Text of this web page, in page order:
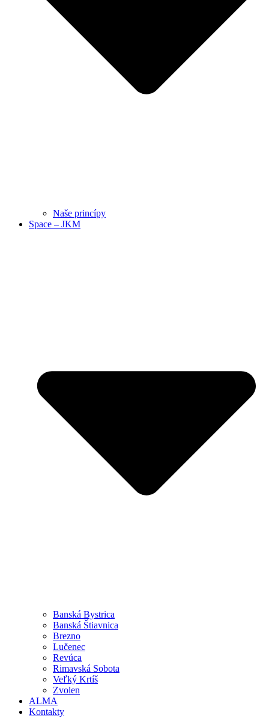
Naše princípy
Space – JKM
Banská Bystrica
Banská Štiavnica
Brezno
Lučenec
Revúca
Rimavská Sobota
Veľký Krtíš
Zvolen
ALMA
Kontakty